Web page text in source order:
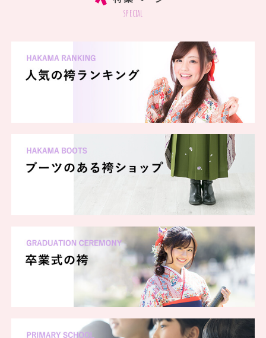
special